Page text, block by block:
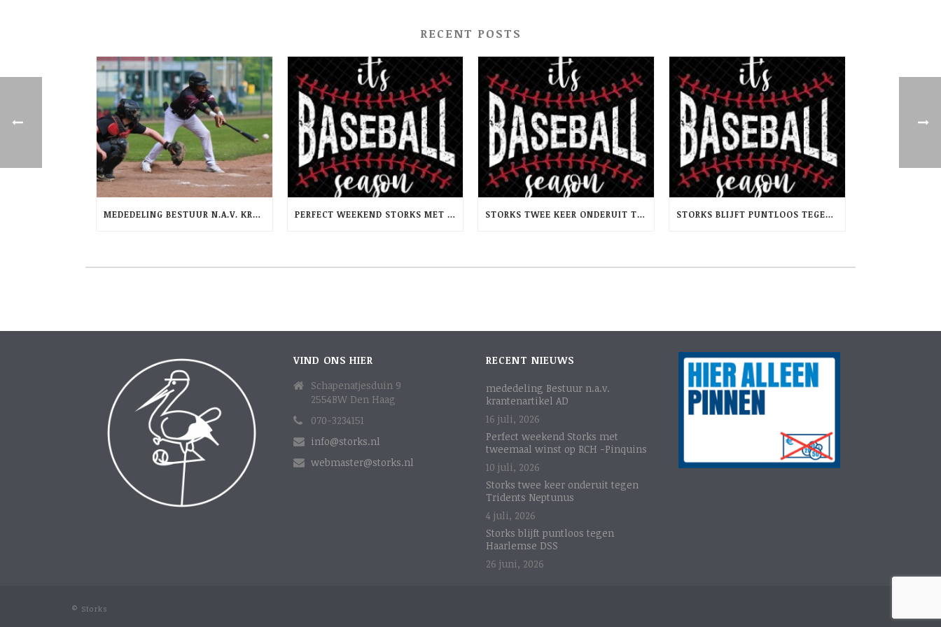
RECENT POSTS
MEDEDELING BESTUUR N.A.V. KRANTENARTIKEL AD PERFECT WEEKEND STORKS MET TWEEMAAL WINST OP RCH -PINQUINS STORKS TWEE KEER ONDERUIT TEGEN TRIDENTS NEPTUNUS STORKS BLIJFT PUNTLOOS TEGEN HAARLEMSE DSS
VIND ONS HIER
Schapenatjesduin 9
2554BW Den Haag
070-3234151
info@storks.nl
webmaster@storks.nl
RECENT NIEUWS
mededeling Bestuur n.a.v.
krantenartikel AD
16 juli, 2026
Perfect weekend Storks met
tweemaal winst op RCH -Pinquins
10 juli, 2026
Storks twee keer onderuit tegen
Tridents Neptunus
4 juli, 2026
Storks blijft puntloos tegen
Haarlemse DSS
26 juni, 2026
© Storks